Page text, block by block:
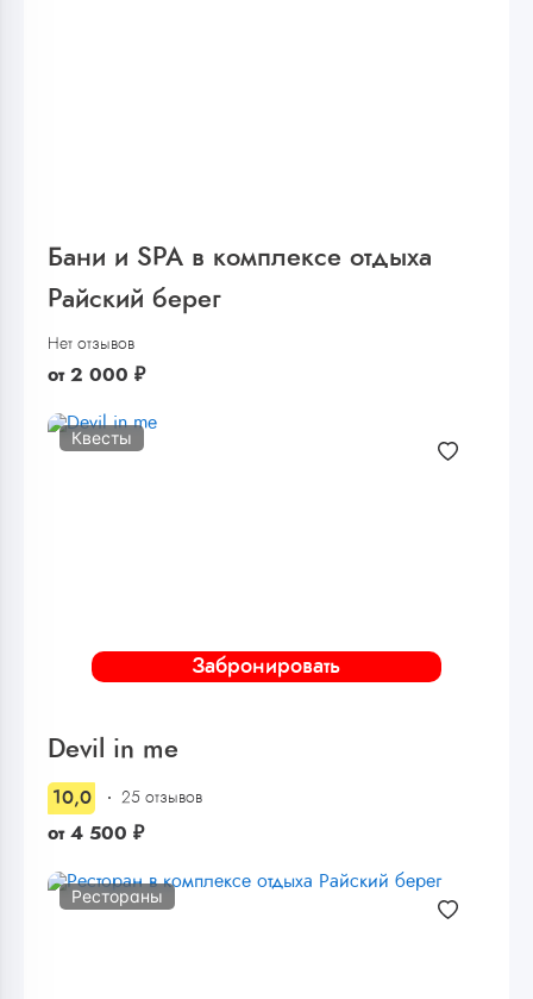
Бани и SPA в комплексе отдыха
Райский берег
Нет отзывов
от 2 000 ₽
Забронировать
Квесты
Devil in me
10,0 25 отзывов
от 4 500 ₽
Рестораны